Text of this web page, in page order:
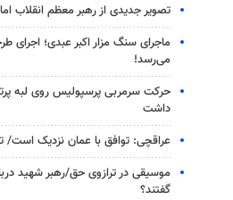
تصویر جدیدی از رهبر معظم انقلاب
ماجرای سنگ مزار اکبر عبدی؛ اجرای
می‌رسد!
حرکت سرمربی پرسپولیس روی لبه
داشت
عراقچی: توافق با عمان نزدیک است/ تکذیب سهم ۱۱
موسیقی در ترازوی حق/رهبر شهید
گفتند؟